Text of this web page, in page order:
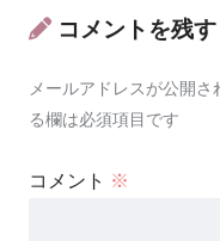
コメントを残す
メールアドレスが公開さ
る欄は必須項目です
コメント ※